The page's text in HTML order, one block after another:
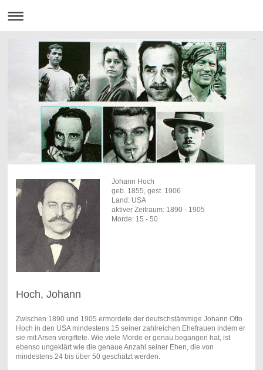
Johann Hoch
geb. 1855, gest. 1906
Land: USA
aktiver Zeitraum: 1890 - 1905
Morde: 15 - 50
Hoch, Johann
Zwischen 1890 und 1905 ermordete der deutschstämmige Johann Otto
Hoch in den USA mindestens 15 seiner zahlreichen Ehefrauen indem er
sie mit Arsen vergiftete. Wie viele Morde er genau begangen hat, ist
ebenso ungeklärt wie die genaue Anzahl seiner Ehen, die von
mindestens 24 bis über 50 geschätzt werden.